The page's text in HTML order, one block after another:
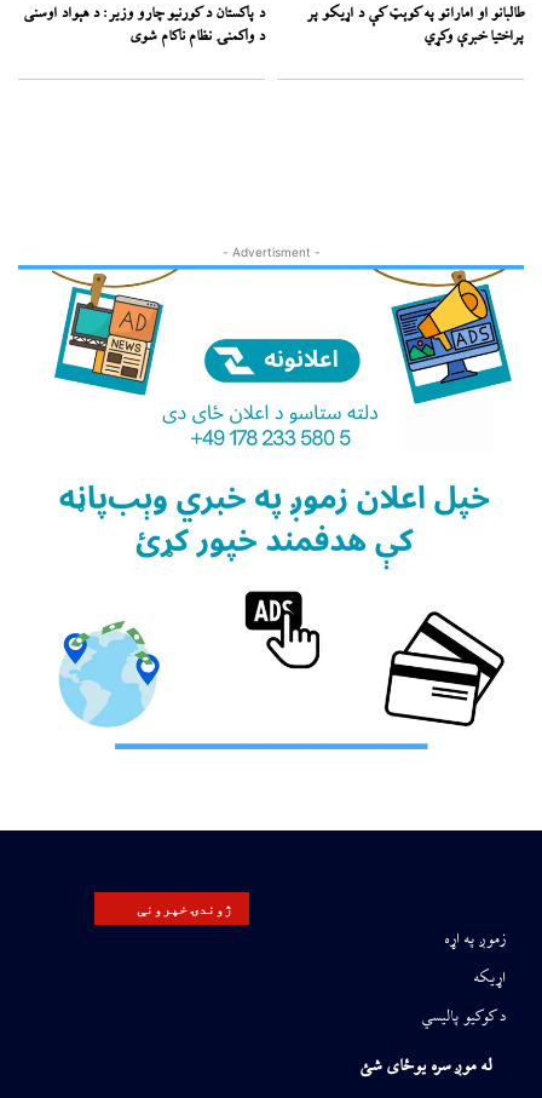
طالبانو او اماراتو په کوېټ کې د اړیکو پر
پراختیا خبرې وکړي
د پاکستان د کورنیو چارو وزیر: د هېواد اوسنی
د واکمنۍ نظام ناکام شوی
- Advertisment -
ژوندۍ خپرونې
زموږ په اړه
اړیکه
د کوکیو پالیسي
له موږ سره یوځای شئ